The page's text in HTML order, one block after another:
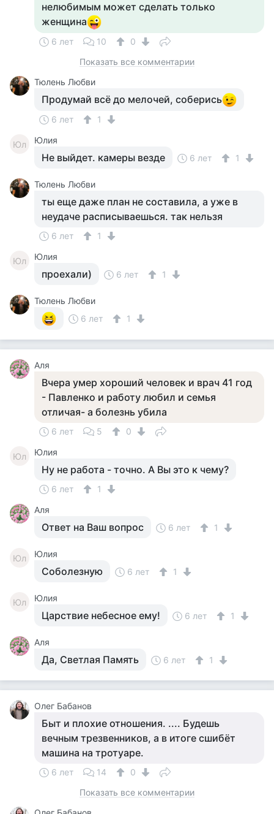
нелюбимым может сделать только
женщина
6 лет 10
0
Показать все комментарии
Тюлень Любви
Продумай всё до мелочей, соберись
6 лет 1
Юл Юлия
Не выйдет. камеры везде 6 лет 1
Тюлень Любви
ты еще даже план не составила, а уже в
неудаче расписываешься. так нельзя
6 лет 1
Юл Юлия
проехали) 6 лет 1
Тюлень Любви
6 лет
1
Аля
Вчера умер хороший человек и врач 41 год
- Павленко и работу любил и семья
отличая- а болезнь убила
6 лет 5 0
Юл Юлия
Ну не работа - точно. А Вы это к чему?
6 лет
1
Аля
Ответ на Ваш вопрос 6 лет 1
Юл Юлия
Соболезную 6 лет 1
Юл Юлия
Царствие небесное ему! 6 лет 1
Аля
Да, Светлая Память 6 лет 1
Олег Бабанов
Быт и плохие отношения. .... Будешь
вечным трезвенников, а в итоге сшибёт
машина на тротуаре.
6 лет 14
0
Показать все комментарии